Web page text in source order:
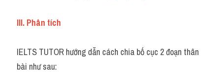
IELTS Advice
III. Phân tích
IELTS TUTOR hướng dẫn cách chia bố cục 2 đoạn thân
bài như sau: